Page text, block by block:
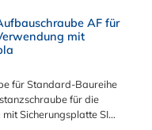
AF für
mit
für Standard-Baureihe
für die
Sicherungsplatte SIG.